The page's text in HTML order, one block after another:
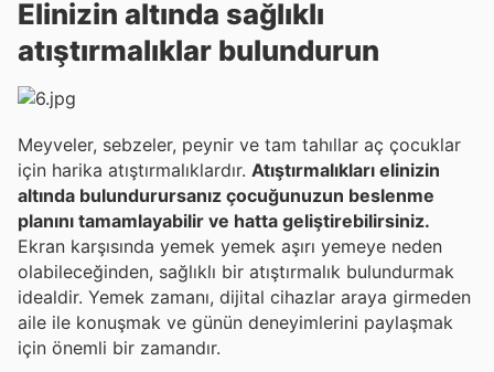
Elinizin altında sağlıklı
atıştırmalıklar bulundurun
Meyveler, sebzeler, peynir ve tam tahıllar aç çocuklar
için harika atıştırmalıklardır. Atıştırmalıkları elinizin
altında bulundurursanız çocuğunuzun beslenme
planını tamamlayabilir ve hatta geliştirebilirsiniz.
Ekran karşısında yemek yemek aşırı yemeye neden
olabileceğinden, sağlıklı bir atıştırmalık bulundurmak
idealdir. Yemek zamanı, dijital cihazlar araya girmeden
aile ile konuşmak ve günün deneyimlerini paylaşmak
için önemli bir zamandır.